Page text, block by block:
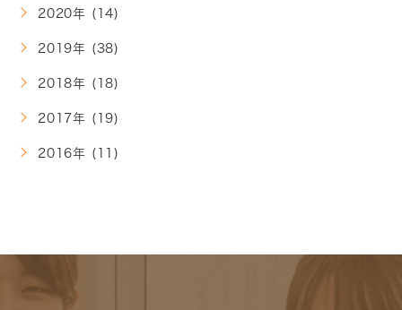
2020年 (14)
2019年 (38)
2018年 (18)
2017年 (19)
2016年 (11)